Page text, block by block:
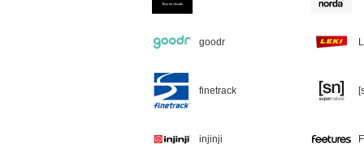
goodr
finetrack
injinji